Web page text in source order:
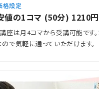
格設定
値の1コマ (50分) 1210
座は月4コマから受講可能です
で気軽に通っていただけます。